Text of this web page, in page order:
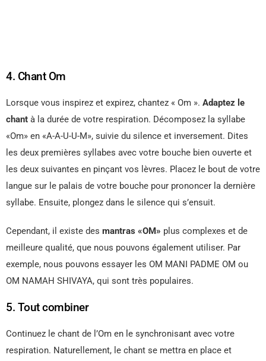
4. Chant Om
Lorsque vous inspirez et expirez, chantez « Om ». Adaptez le
chant à la durée de votre respiration. Décomposez la syllabe
«Om» en «A-A-U-U-M», suivie du silence et inversement. Dites
les deux premières syllabes avec votre bouche bien ouverte et
les deux suivantes en pinçant vos lèvres. Placez le bout de votre
langue sur le palais de votre bouche pour prononcer la dernière
syllabe. Ensuite, plongez dans le silence qui s’ensuit.
Cependant, il existe des mantras «OM» plus complexes et de
meilleure qualité, que nous pouvons également utiliser. Par
exemple, nous pouvons essayer les OM MANI PADME OM ou
OM NAMAH SHIVAYA, qui sont très populaires.
5. Tout combiner
Continuez le chant de l’Om en le synchronisant avec votre
respiration. Naturellement, le chant se mettra en place et